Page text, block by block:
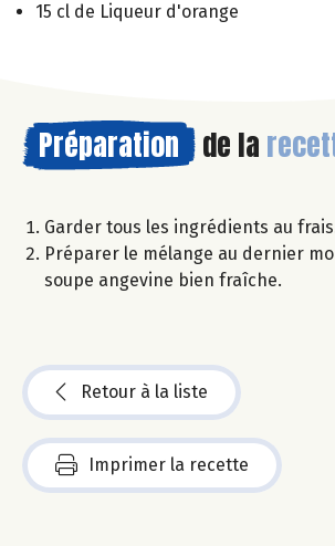
15 cl de Liqueur d'orange
Préparation de la
Garder tous les ingrédients au
Préparer le mélange au dernier
soupe angevine bien fraîche.
Retour à la liste
Imprimer la recette